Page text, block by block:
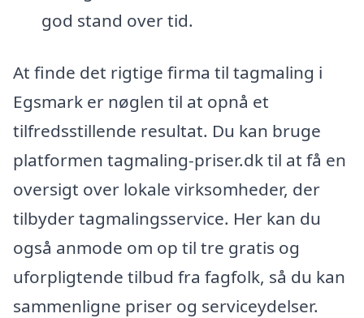
god stand over tid.
At finde det rigtige firma til tagmaling i
Egsmark er nøglen til at opnå et
tilfredsstillende resultat. Du kan bruge
platformen tagmaling-priser.dk til at få en
oversigt over lokale virksomheder, der
tilbyder tagmalingsservice. Her kan du
også anmode om op til tre gratis og
uforpligtende tilbud fra fagfolk, så du kan
sammenligne priser og serviceydelser.